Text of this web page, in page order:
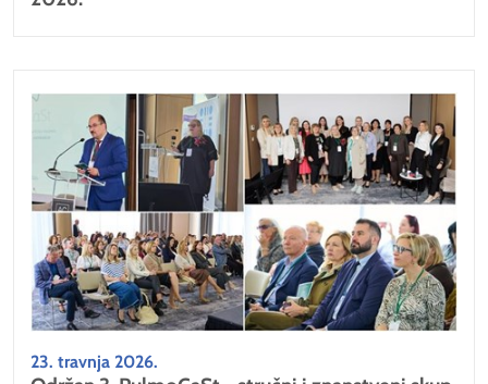
23. travnja 2026.